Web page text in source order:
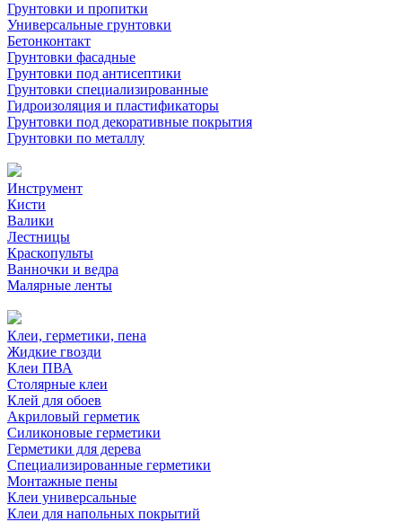
Грунтовки и пропитки
Универсальные грунтовки
Бетонконтакт
Грунтовки фасадные
Грунтовки под антисептики
Грунтовки специализированные
Гидроизоляция и пластификаторы
Грунтовки под декоративные покрытия
Грунтовки по металлу
Инструмент
Кисти
Валики
Лестницы
Краскопульты
Ванночки и ведра
Малярные ленты
Клеи, герметики, пена
Жидкие гвозди
Клеи ПВА
Столярные клеи
Клей для обоев
Акриловый герметик
Силиконовые герметики
Герметики для дерева
Специализированные герметики
Монтажные пены
Клеи универсальные
Клеи для напольных покрытий